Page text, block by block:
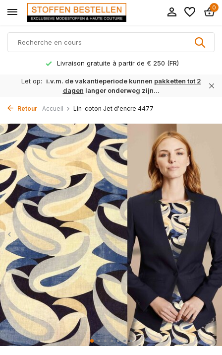
0
Livraison gratuite à partir de € 250 (FR)
Let op: i.v.m. de vakantieperiode kunnen pakketten tot 2
dagen langer onderweg zijn...
Retour Accueil Lin-coton Jet d'encre 4477